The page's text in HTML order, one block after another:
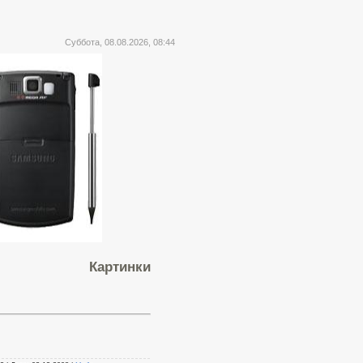
Суббота, 08.08.2026, 08:44
Картинки